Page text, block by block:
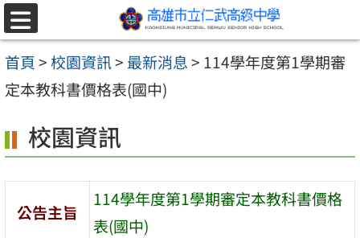
跳至主要內容區
選
單
首頁>校園資訊> 最新消息> 114學年度第1學期審
定本教科書價格表(國中)
校園資訊
公告主旨
114學年度第1學期審定本教科書價格
表(國中)